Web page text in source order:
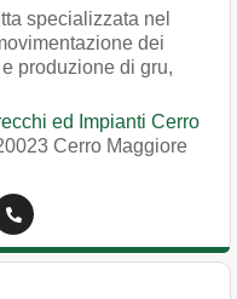
specializzata nel
dei
produzione di gru,
ed Impianti Cerro
Cerro Maggiore